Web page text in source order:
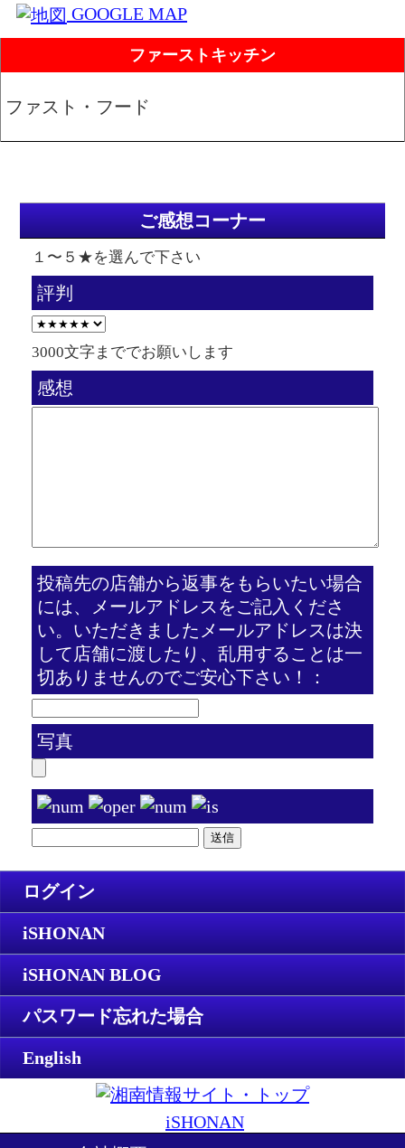
GOOGLE MAP
ファーストキッチン
ファスト・フード
ご感想コーナー
１〜５★を選んで下さい
評判
3000文字まででお願いします
感想
投稿先の店舗から返事をもらいたい場合
には、メールアドレスをご記入くださ
い。いただきましたメールアドレスは決
して店舗に渡したり、乱用することは一
切ありませんのでご安心下さい！：
写真
ログイン
iSHONAN
iSHONAN BLOG
パスワード忘れた場合
English
iSHONAN